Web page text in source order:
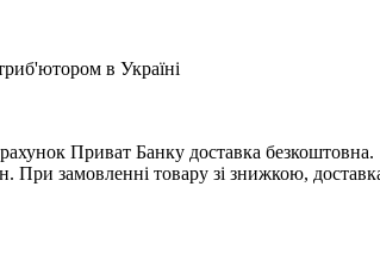
в Україні
Приват Банку доставка безкоштовна.
При замовленні товару зі знижкою,